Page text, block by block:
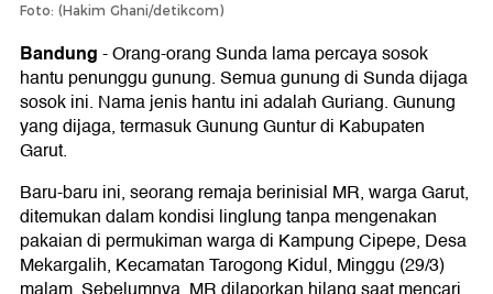
Foto: (Hakim Ghani/detikcom)
Bandung-Orang-orang Sunda lama percaya sosok
hantu penunggu gunung. Semua gunung di Sunda dijaga
sosok ini. Nama jenis hantu ini adalah Guriang. Gunung
yang dijaga, termasuk Gunung Guntur di Kabupaten
Garut.
Baru-baru ini, seorang remaja berinisial MR, warga Garut,
ditemukan dalam kondisi linglung tanpa mengenakan
pakaian di permukiman warga di Kampung Cipepe, Desa
Mekargalih, Kecamatan Tarogong Kidul, Minggu (29/3)